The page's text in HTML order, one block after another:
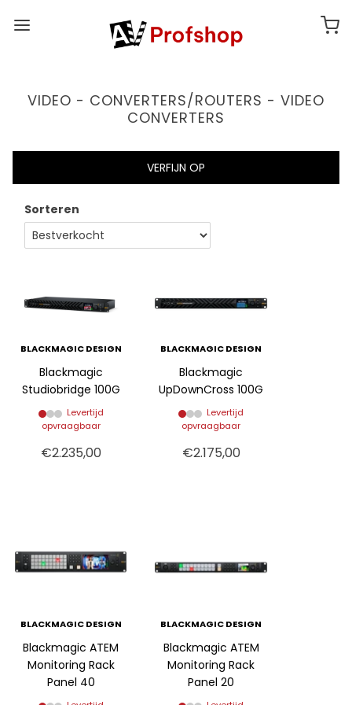
VIDEO - CONVERTERS/ROUTERS - VIDEO
CONVERTERS
VERFIJN OP
Sorteren
BLACKMAGIC DESIGN
Blackmagic
Studiobridge 100G
Levertijd
opvraagbaar
€2.235,00
BLACKMAGIC DESIGN
Blackmagic
UpDownCross 100G
Levertijd
opvraagbaar
€2.175,00
BLACKMAGIC DESIGN
Blackmagic ATEM
Monitoring Rack
Panel 40
BLACKMAGIC DESIGN
Blackmagic ATEM
Monitoring Rack
Panel 20